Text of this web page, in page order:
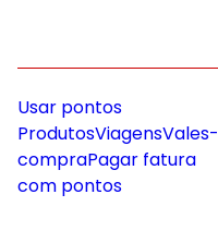
Usar pontos
ProdutosViagensVales-
compraPagar fatura
com pontos